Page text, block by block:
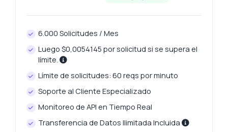
6.000 Solicitudes / Mes
Luego $0,0054145 por solicitud si se supera el
límite.
Límite de solicitudes: 60 reqs por minuto
Soporte al Cliente Especializado
Monitoreo de API en Tiempo Real
Transferencia de Datos Ilimitada Incluida